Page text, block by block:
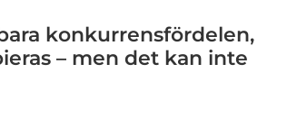
konkurrensfördelen,
– men det kan inte